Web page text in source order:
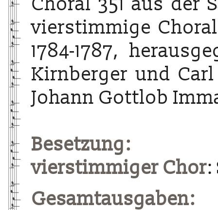
vierstimmige
1784-1787,
Kirnberger und
Johann Gottlob
Besetzung:
vierstimmiger Chor:
Gesamtausgaben: